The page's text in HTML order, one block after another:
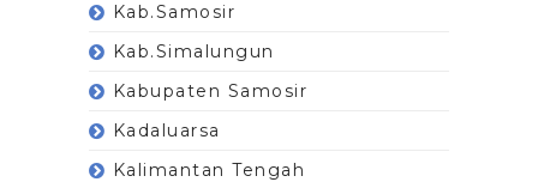
Kab.Samosir
Kab.Simalungun
Kabupaten Samosir
Kadaluarsa
Kalimantan Tengah